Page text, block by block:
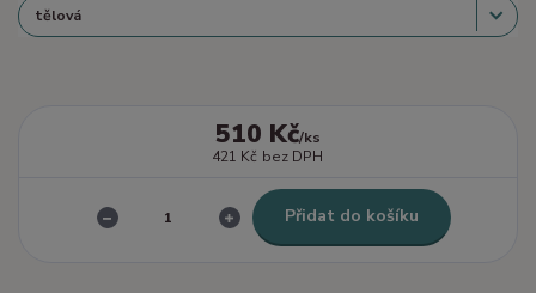
510 Kč/ks
421 Kč bez DPH
Přidat do košíku